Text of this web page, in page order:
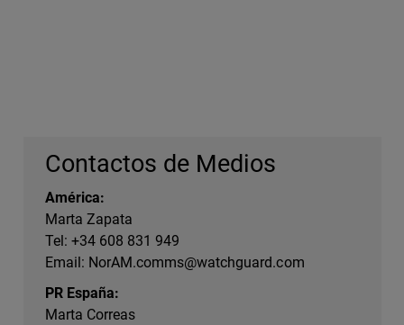
Contactos de Medios
América:
Marta Zapata
Tel: +34 608 831 949
Email: NorAM.comms@watchguard.com
PR España:
Marta Correas